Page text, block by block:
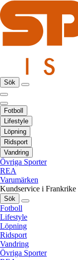
Sök
Fotboll
Lifestyle
Löpning
Ridsport
Vandring
Övriga Sporter
REA
Varumärken
Kundservice i Frankrike
Sök
Fotboll
Lifestyle
Löpning
Ridsport
Vandring
Övriga Sporter